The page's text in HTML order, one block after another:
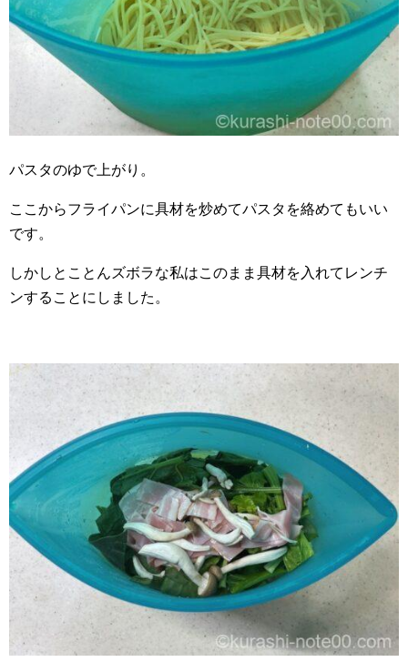
パスタのゆで上がり。
ここからフライパンに具材を炒めてパスタを絡めてもいい
です。
しかしとことんズボラな私はこのまま具材を入れてレンチ
ンすることにしました。